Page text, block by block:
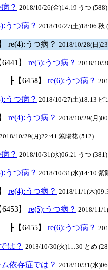
？ 2018/10/26(金)14:19 うつ (588)
うつ病？ 2018/10/27(土)18:06 秋
re(4):うつ病？ 2018/10/28(日
6441】 re(5):うつ病？ 2018/10/
┣【6458】 re(6):うつ病？
うつ病？ 2018/10/27(土)18:13 ピ
re(4):うつ病？ 2018/10/29(月
2018/10/29(月)22:41 紫陽花 (512)
？ 2018/10/31(水)06:21 うつ (381)
うつ病？ 2018/10/31(水)14:10 紫
re(4):うつ病？ 2018/11/1(木
6453】 re(5):うつ病？ 2018/11/
┣【6455】 re(6):うつ病？
は？ 2018/10/30(火)11:30 とめ
依存症では？ 2018/10/31(水